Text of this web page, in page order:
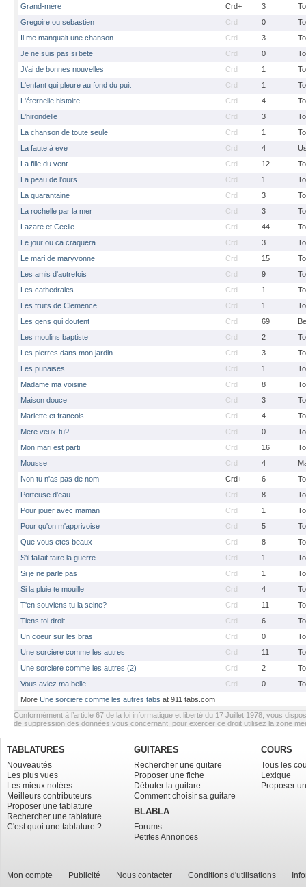
Grand-mère
Crd+ 3
Gregoire ou sebastien
Crd 0
Il me manquait une chanson
Crd 3
Je ne suis pas si bete
Crd 0
J\'ai de bonnes nouvelles
Crd 1
L'enfant qui pleure au fond du puit
Crd 1
L'éternelle histoire
Crd 4
L'hirondelle
Crd 3
La chanson de toute seule
Crd 1
La faute à eve
Crd 4
La fille du vent
Crd 12
La peau de l'ours
Crd 1
La quarantaine
Crd 3
La rochelle par la mer
Crd 3
Lazare et Cecile
Crd 44
Le jour ou ca craquera
Crd 3
Le mari de maryvonne
Crd 15
Les amis d'autrefois
Crd 9
Les cathedrales
Crd 1
Les fruits de Clemence
Crd 1
Les gens qui doutent
Crd 69
Les moulins baptiste
Crd 2
Les pierres dans mon jardin
Crd 3
Les punaises
Crd 1
Madame ma voisine
Crd 8
Maison douce
Crd 3
Mariette et francois
Crd 4
Mere veux-tu?
Crd 0
Mon mari est parti
Crd 16
Mousse
Crd 4
Non tu n'as pas de nom
Crd+ 6
Porteuse d'eau
Crd 8
Pour jouer avec maman
Crd 1
Pour qu'on m'apprivoise
Crd 5
Que vous etes beaux
Crd 8
S'il fallait faire la guerre
Crd 1
Si je ne parle pas
Crd 1
Si la pluie te mouille
Crd 4
T'en souviens tu la seine?
Crd 11
Tiens toi droit
Crd 6
Un coeur sur les bras
Crd 0
Une sorciere comme les autres
Crd 11
Une sorciere comme les autres (2)
Crd 2
Vous aviez ma belle
Crd 0
More Une sorciere comme les autres tabs at 911 tabs.com
Conformément à l’article 67 de la loi informatique et liberté du 17 Juillet 1978, vous
de suppression des données vous concernant, pour exercer ce droit utilisez la zone
TABLATURES
Nouveautés
Les plus vues
Les mieux notées
Meilleurs contributeurs
Proposer une tablature
Rechercher une tablature
C'est quoi une tablature ?
GUITARES
Rechercher une guitare
Proposer une fiche
Débuter la guitare
Comment choisir sa guitare
BLABLA
Forums
Petites Annonces
COURS
Tous les
Lexique
Proposer
Mon compte Publicité Nous contacter Conditions d'utilisations